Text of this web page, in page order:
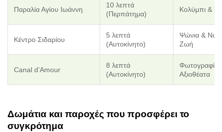
Παραλία Αγίου Ιωάννη
10 λεπτά
(Περπάτημα)
Κολύμπι &
Κέντρο Σιδαρίου
5 λεπτά
(Αυτοκίνητο)
Ψώνια &
Ζωή
Canal d’Amour
8 λεπτά
(Αυτοκίνητο)
Αξιοθέατα
Δωμάτια και παροχές που προσφέρει το
συγκρότημα